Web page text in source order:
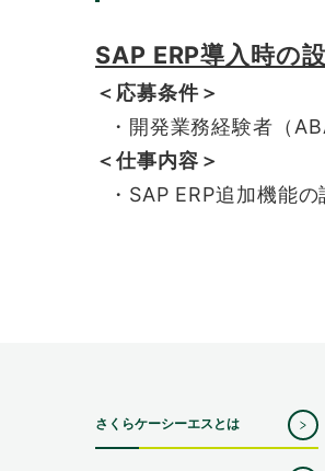
SAP ERP導入時の
＜応募条件＞
・開発業務経験者（
＜仕事内容＞
・SAP ERP追加機能の
さくらケーシーエスとは